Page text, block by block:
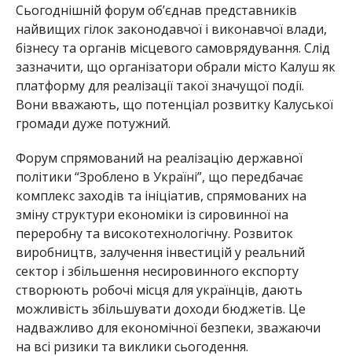
Сьогоднішній форум об’єднав представників
найвищих гілок законодавчої і виконавчої влади,
бізнесу та органів місцевого самоврядування. Слід
зазначити, що організатори обрали місто Калуш як
платформу для реалізації такої значущої події.
Вони вважають, що потенціал розвитку Калуської
громади дуже потужний.
Форум спрямований на реалізацію державної
політики “Зроблено в Україні”, що передбачає
комплекс заходів та ініціатив, спрямованих на
зміну структури економіки із сировинної на
переробну та високотехнологічну. Розвиток
виробництв, залучення інвестицій у реальний
сектор і збільшення несировинного експорту
створюють робочі місця для українців, дають
можливість збільшувати доходи бюджетів. Це
надважливо для економічної безпеки, зважаючи
на всі ризики та виклики сьогодення.